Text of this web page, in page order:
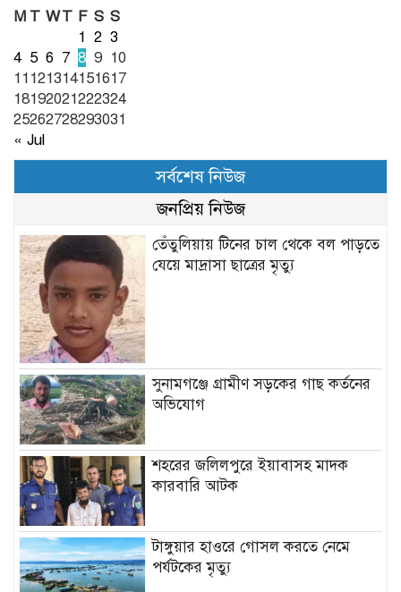
M T WT F S S
1 2 3
4 5 6 7 8 9 10
11121314151617
18192021222324
25262728293031
« Jul
সর্বশেষ নিউজ
জনপ্রিয় নিউজ
তেঁতুলিয়ায় টিনের চাল থেকে বল পাড়তে
যেয়ে মাদ্রাসা ছাত্রের মৃত্যু
সুনামগঞ্জে গ্রামীণ সড়কের গাছ কর্তনের
অভিযোগ
শহরের জলিলপুরে ইয়াবাসহ মাদক
কারবারি আটক
টাঙ্গুয়ার হাওরে গোসল করতে নেমে
পর্যটকের মৃত্যু